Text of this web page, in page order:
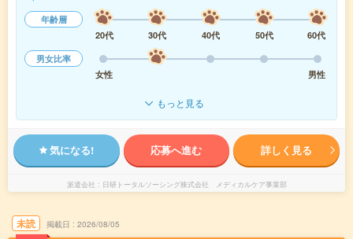
年齢層
20代
30代 40代 50代
60代
男女比率
女性
男性
もっと見る
気になる! 応募へ進む 詳しく見る
派遣会社 日研トータルソーシング株式会社 メディカルケア事業部
未読 掲載日 2026/08/05